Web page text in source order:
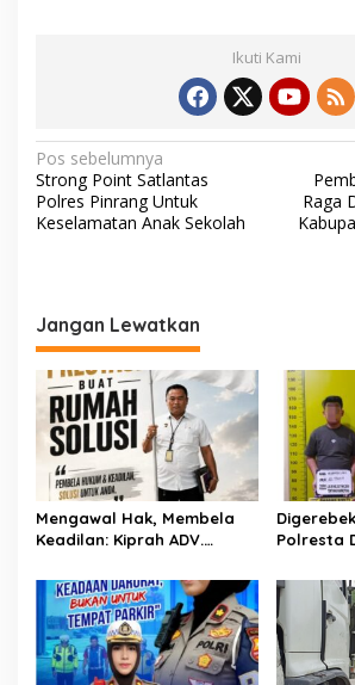
S
u
n
a
i
T
n
g
M
e
d
a
n
Ikuti Kami
N
a
v
a
s
i
p
o
s
Pos sebelumnya
Strong Point Satlantas
Polres Pinrang Untuk
Keselamatan Anak Sekolah
Raga
Jangan Lewatkan
Mengawal Hak, Membela
Keadilan: Kiprah ADV.
Solusi
Polresta
Merbau